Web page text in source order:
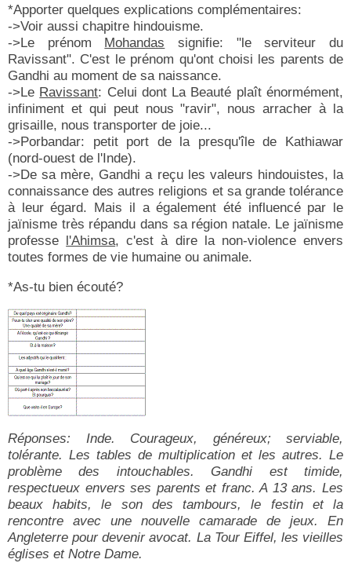
*Apporter quelques explications complémentaires:
->Voir aussi chapitre hindouisme.
->Le prénom Mohandas signifie: "le serviteur du
Ravissant". C'est le prénom qu'ont choisi les parents de
Gandhi au moment de sa naissance.
->Le Ravissant: Celui dont La Beauté plaît énormément,
infiniment et qui peut nous "ravir", nous arracher à la
grisaille, nous transporter de joie...
->Porbandar: petit port de la presqu'île de Kathiawar
(nord-ouest de l'Inde).
->De sa mère, Gandhi a reçu les valeurs hindouistes, la
connaissance des autres religions et sa grande tolérance
à leur égard. Mais il a également été influencé par le
jaïnisme très répandu dans sa région natale. Le jaïnisme
professe l'Ahimsa, c'est à dire la non-violence envers
toutes formes de vie humaine ou animale.
*As-tu bien écouté?
Réponses: Inde. Courageux, généreux; serviable,
tolérante. Les tables de multiplication et les autres. Le
problème des intouchables. Gandhi est timide,
respectueux envers ses parents et franc. A 13 ans. Les
beaux habits, le son des tambours, le festin et la
rencontre avec une nouvelle camarade de jeux. En
Angleterre pour devenir avocat. La Tour Eiffel, les vieilles
églises et Notre Dame.